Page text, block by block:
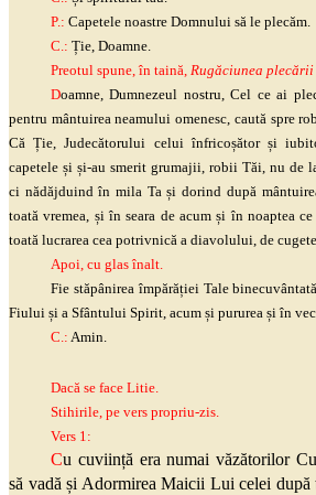
P.: Capetele noastre Domnului să le plecăm.
C.: Ție, Doamne.
Preotul spune, în taină, Rugăciunea
Doamne, Dumnezeul nostru, Cel ce ai
pentru mântuirea neamului omenesc, caută spre
Că Ție, Judecătorului celui înfricoșător și
capetele și și-au smerit grumajii, robii Tăi, nu de
ci nădăjduind în mila Ta și dorind după
toată vremea, și în seara de acum și în noaptea
toată lucrarea cea potrivnică a diavolului, de
Apoi, cu glas înalt.
Fie stăpânirea împărăției Tale
Fiului și a Sfântului Spirit, acum și pururea și în
C.: Amin.
Dacă se face Litie.
Stihirile, pe vers propriu-zis.
Vers 1:
Cu cuviință era numai văzătorilor
să vadă și Adormirea Maicii Lui celei după